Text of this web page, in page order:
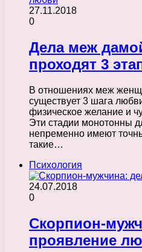
27.11.2018
0
Дела меж
проходят 3
В отношениях меж
существует 3 шага
физическое желание и
Эти стадии монотонны
непременно имеют
такие…
Психология
24.07.2018
0
Скорпион-
проявление